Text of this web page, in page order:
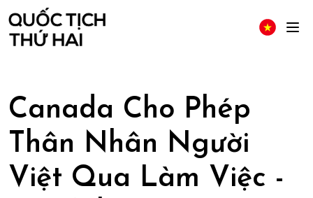
Canada Cho Phép
Thân Nhân Người
Việt Qua Làm Việc -